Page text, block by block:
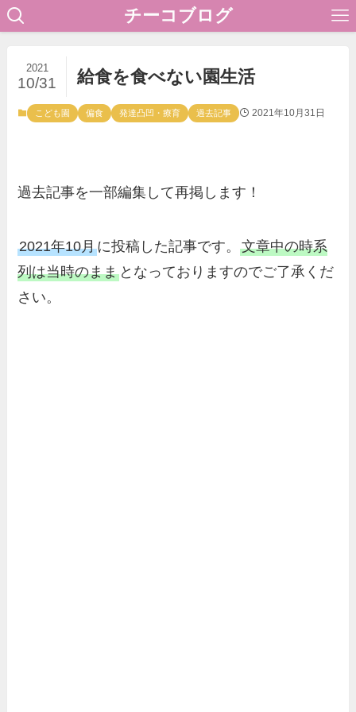
チーコブログ
給食を食べない園生活
2021
10/31
こども園 偏食 発達凸凹・療育 過去記事 2021年10月31日
過去記事を一部編集して再掲します！
2021年10月に投稿した記事です。文章中の時系
列は当時のまま となっておりますのでご了承くだ
さい。